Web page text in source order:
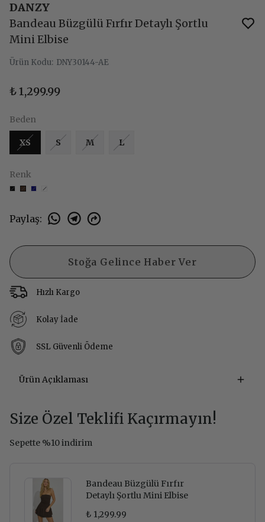
DANZY
Bandeau Büzgülü Fırfır Detaylı Şortlu
Mini Elbise
Ürün Kodu: DNY30144-AE
₺ 1,299.99
Beden
XS S M L
Renk
Paylaş:
Stoğa Gelince Haber Ver
Hızlı Kargo
Kolay İade
SSL Güvenli Ödeme
Ürün Açıklaması
Size Özel Teklifi Kaçırmayın!
Sepette %10 indirim
Bandeau Büzgülü Fırfır
Detaylı Şortlu Mini Elbise
₺ 1,299.99